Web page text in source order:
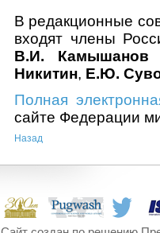
В редакционные
входят члены
В.И. Камышанов
Никитин, Е.Ю.
Полная
сайте Федерации
Назад